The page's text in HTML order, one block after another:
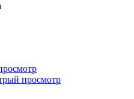
просмотр